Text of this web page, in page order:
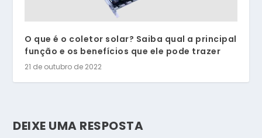
O que é o coletor solar? Saiba qual a principal
função e os benefícios que ele pode trazer
21 de outubro de 2022
DEIXE UMA RESPOSTA